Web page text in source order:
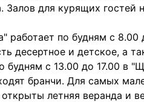
для курящих гостей
работает по будням с
десертное и детское, а
будням с 13.00 до 17.00 в
бранчи. Для самых
летняя веранда и